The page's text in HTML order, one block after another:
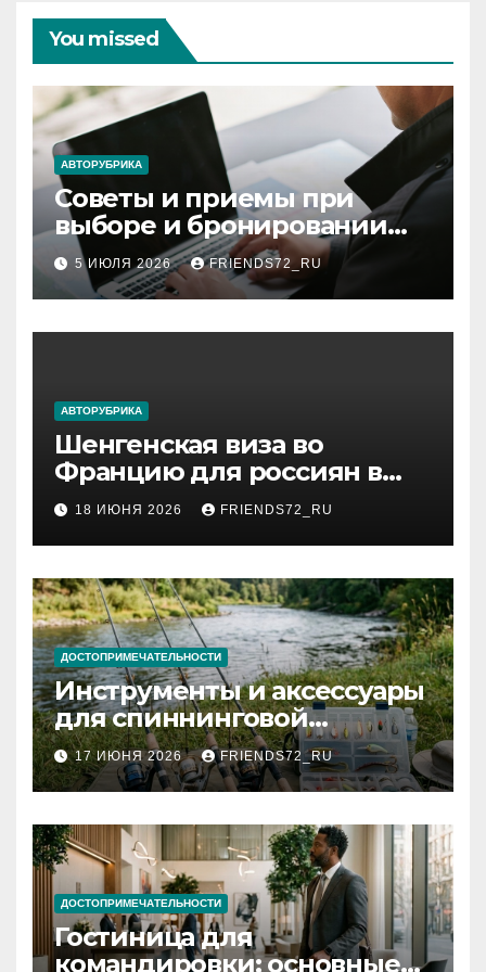
You missed
АВТОРУБРИКА
Советы и приемы при
выборе и бронировании
авиабилетов
5 ИЮЛЯ 2026 FRIENDS72_RU
АВТОРУБРИКА
Шенгенская виза во
Францию для россиян в
2026 году: сроки от 3 дней
и список необходимых
документов
18 ИЮНЯ 2026 FRIENDS72_RU
ДОСТОПРИМЕЧАТЕЛЬНОСТИ
Инструменты и аксессуары
для спиннинговой
рыбалки: назначение и
типы
17 ИЮНЯ 2026 FRIENDS72_RU
ДОСТОПРИМЕЧАТЕЛЬНОСТИ
Гостиница для
командировки: основные